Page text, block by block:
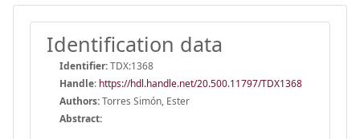
Identification data
Identifier:TDX:1368
Handle: https://hdl.handle.net/20.500.11797/TDX1368
Authors:Torres Simón, Ester
Abstract: